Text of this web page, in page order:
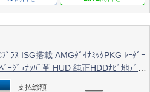
ﾗｽ ISG搭載 AMGﾀﾞｲﾅﾐｯｸPKG ﾚｰﾀﾞｰ
ｰｼﾞｭﾅｯﾊﾟ革 HUD 純正HDDﾅﾋﾞ地ﾃﾞｼﾞ
禁煙 正規D車
支払総額